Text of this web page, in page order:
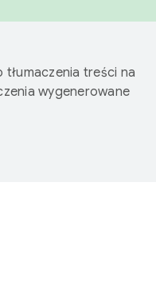
treści na
wygenerowane